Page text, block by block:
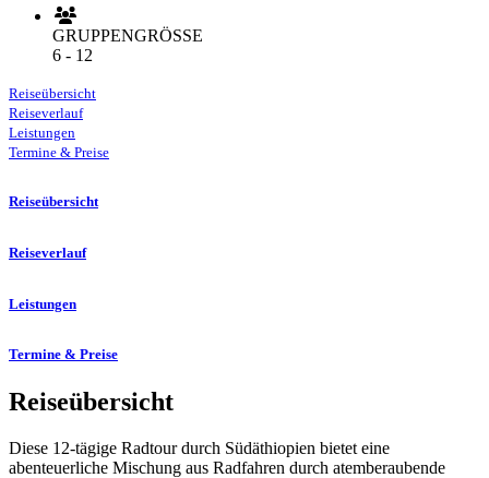
GRUPPENGRÖSSE
6 - 12
Reiseübersicht
Reiseverlauf
Leistungen
Termine & Preise
Reiseübersicht
Reiseverlauf
Leistungen
Termine & Preise
Reiseübersicht
Diese 12-tägige Radtour durch Südäthiopien bietet eine
abenteuerliche Mischung aus Radfahren durch atemberaubende